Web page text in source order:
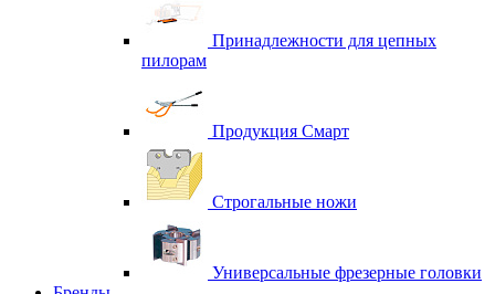
Принадлежности для цепных
пилорам
Продукция Смарт
Строгальные ножи
Универсальные фрезерные головки